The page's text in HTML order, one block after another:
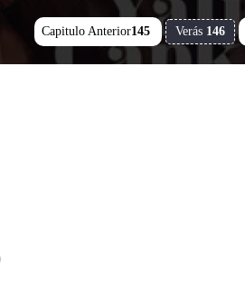
Capitulo Anterior145 Verás 146